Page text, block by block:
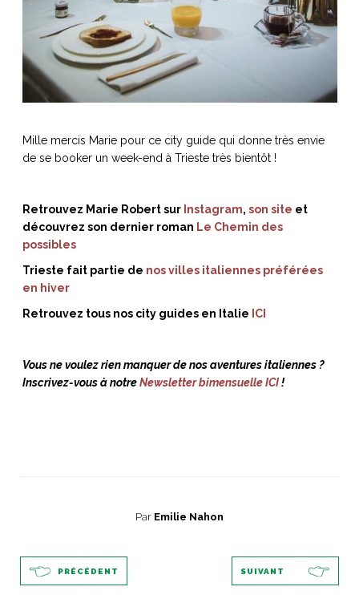
Mille mercis Marie pour ce city guide qui donne très envie
de se booker un week-end à Trieste très bientôt !
Retrouvez Marie Robert sur Instagram, son site et
découvrez son dernier roman Le Chemin des
possibles
Trieste fait partie de nos villes italiennes préférées
en hiver
Retrouvez tous nos city guides en Italie ICI
Vous ne voulez rien manquer de nos aventures italiennes ?
Inscrivez-vous à notreNewsletter bimensuelle ICI!
Par Emilie Nahon
PRÉCÉDENT SUIVANT